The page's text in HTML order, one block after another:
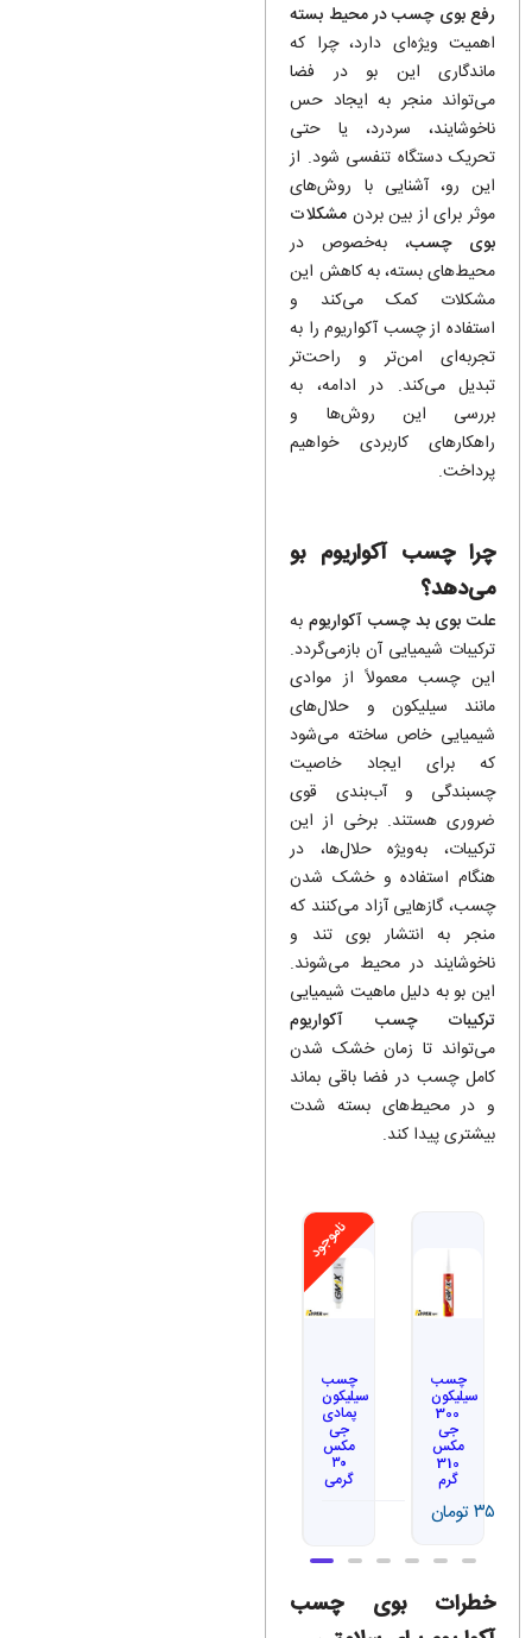
رفع بوی چسب در محیط بسته
اهمیت ویژه‌ای دارد، چرا که
ماندگاری این بو در فضا
می‌تواند منجر به ایجاد حس
ناخوشایند، سردرد، یا حتی
تحریک دستگاه تنفسی شود. از
این رو، آشنایی با روش‌های
موثر برای از بین بردن مشکلات
بوی چسب، به‌خصوص در
محیط‌های بسته، به کاهش این
مشکلات کمک می‌کند و
استفاده از چسب آکواریوم را به
تجربه‌ای امن‌تر و راحت‌تر
تبدیل می‌کند. در ادامه، به
بررسی این روش‌ها و
راهکارهای کاربردی خواهیم
پرداخت.
چرا چسب آکواریوم بو
می‌دهد؟
علت بوی بد چسب آکواریومبه
ترکیبات شیمیایی آن بازمی‌گردد.
این چسب معمولاً از موادی
مانند سیلیکون و حلال‌های
شیمیایی خاص ساخته می‌شود
که برای ایجاد خاصیت
چسبندگی و آب‌بندی قوی
ضروری هستند. برخی از این
ترکیبات، به‌ویژه حلال‌ها، در
هنگام استفاده و خشک شدن
چسب، گازهایی آزاد می‌کنند که
منجر به انتشار بوی تند و
ناخوشایند در محیط می‌شوند.
این بو به دلیل ماهیت شیمیایی
ترکیبات چسب آکواریوم
می‌تواند تا زمان خشک شدن
کامل چسب در فضا باقی بماند
و در محیط‌های بسته شدت
بیشتری پیدا کند.
چسب
سیلیکون
300
جی
مکس
310
گرم
۳۵۰,۰۰۰تومان
ناموجود
چسب
سیلیکون
پمادی
جی
مکس
۳۰
گرمی
خطرات بوی چسب